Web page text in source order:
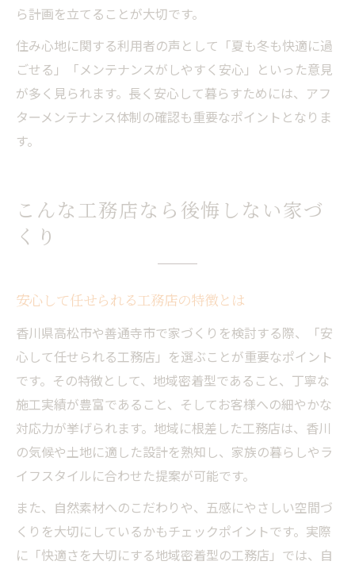
ら計画を立てることが大切です。
住み心地に関する利用者の声として「夏も冬も快適に過
ごせる」「メンテナンスがしやすく安心」といった意見
が多く見られます。長く安心して暮らすためには、アフ
ターメンテナンス体制の確認も重要なポイントとなりま
す。
こんな工務店なら後悔しない家づ
くり
安心して任せられる工務店の特徴とは
香川県高松市や善通寺市で家づくりを検討する際、「安
心して任せられる工務店」を選ぶことが重要なポイント
です。その特徴として、地域密着型であること、丁寧な
施工実績が豊富であること、そしてお客様への細やかな
対応力が挙げられます。地域に根差した工務店は、香川
の気候や土地に適した設計を熟知し、家族の暮らしやラ
イフスタイルに合わせた提案が可能です。
また、自然素材へのこだわりや、五感にやさしい空間づ
くりを大切にしているかもチェックポイントです。実際
に「快適さを大切にする地域密着型の工務店」では、自